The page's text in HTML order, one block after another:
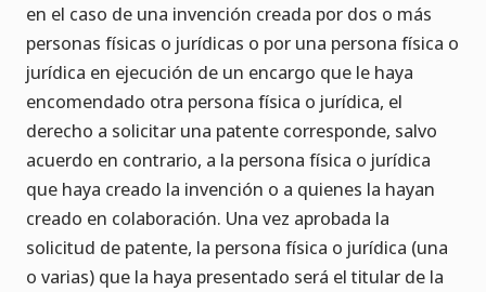
en el caso de una invención creada por dos o más
personas físicas o jurídicas o por una persona física o
jurídica en ejecución de un encargo que le haya
encomendado otra persona física o jurídica, el
derecho a solicitar una patente corresponde, salvo
acuerdo en contrario, a la persona física o jurídica
que haya creado la invención o a quienes la hayan
creado en colaboración. Una vez aprobada la
solicitud de patente, la persona física o jurídica (una
o varias) que la haya presentado será el titular de la